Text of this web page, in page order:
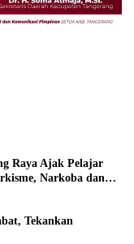
Raya Ajak Pelajar
Narkoba dan
Tekankan